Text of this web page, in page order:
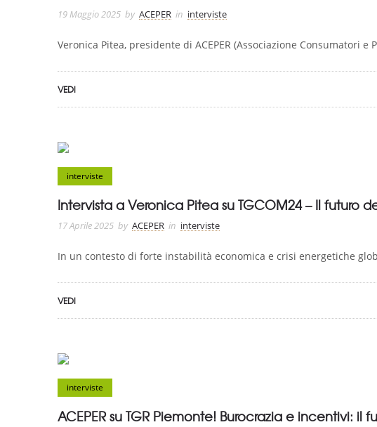
19 Maggio 2025 by ACEPER in interviste
Veronica Pitea, presidente di ACEPER (Associazione Consumatori
VEDI
interviste
Intervista a Veronica Pitea su TGCOM24 – Il futuro
17 Aprile 2025 by ACEPER in interviste
In un contesto di forte instabilità economica e crisi energetiche
VEDI
interviste
ACEPER su TGR Piemonte! Burocrazia e incentivi: il